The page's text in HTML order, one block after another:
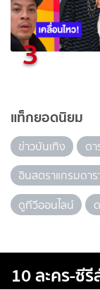
3
แท็กยอดนิยม
ข่าวบันเทิง ดา
อินสตราแกรมดาร
ดูทีวีออนไลน์
10 ละคร-ซี